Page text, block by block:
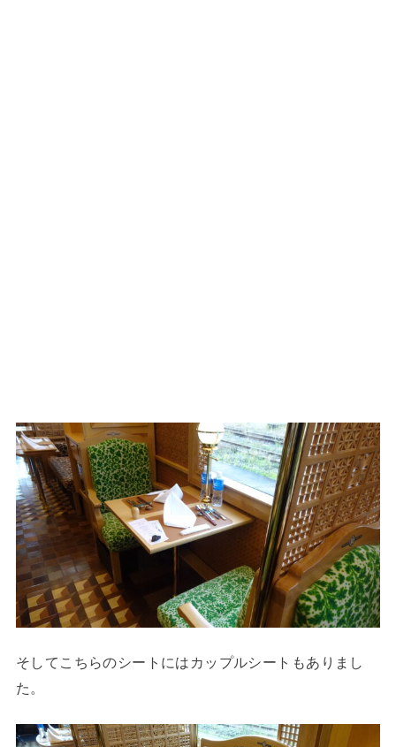
そしてこちらのシートにはカップルシートもありまし
た。